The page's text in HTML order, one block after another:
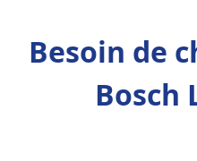
Besoin de
Bosch